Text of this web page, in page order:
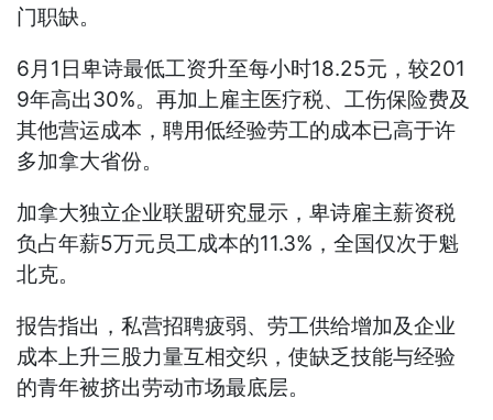
门职缺。
6月1日卑诗最低工资升至每小时18.25元，较201
9年高出30%。再加上雇主医疗税、工伤保险费及
其他营运成本，聘用低经验劳工的成本已高于许
多加拿大省份。
加拿大独立企业联盟研究显示，卑诗雇主薪资税
负占年薪5万元员工成本的11.3%，全国仅次于魁
北克。
报告指出，私营招聘疲弱、劳工供给增加及企业
成本上升三股力量互相交织，使缺乏技能与经验
的青年被挤出劳动市场最底层。